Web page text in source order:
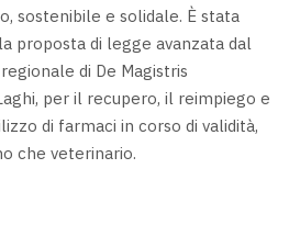
sostenibile e solidale. È stata
proposta di legge avanzata dal
di De Magistris
per il recupero, il reimpiego e
di farmaci in corso di validità,
che veterinario.